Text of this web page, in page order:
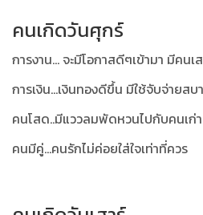
คนเกิดวันศุกร์
การงาน... จะมีโอกาสดีๆเข้ามา มีคนเ
การเงิน...เงินทองดีขึ้น มีใช้จับจ่ายส
คนโสด..มีแววลมพัดหวนไปกับคนเก่
คนมีคู่...คนรักไม่ค่อยใส่ใจเท่าที่ควร